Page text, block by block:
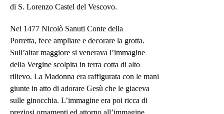
di S. Lorenzo Castel del Vescovo.
Nel 1477 Nicolò Sanuti Conte della
Porretta, fece ampliare e decorare la grotta.
Sull’altar maggiore si venerava l’immagine
della Vergine scolpita in terra cotta di alto
rilievo. La Madonna era raffigurata con le mani
giunte in atto di adorare Gesù che le giaceva
sulle ginocchia. L’immagine era poi ricca di
preziosi ornamenti ed attorno all’immagine